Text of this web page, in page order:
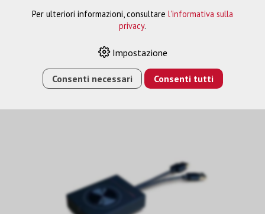
› E-SHOP › SISTEMI DI REGISTRAZIONE ›
Per ulteriori informazioni, consultare l'informativa sulla
privacy.
Impostazione
Consenti necessari Consenti tutti